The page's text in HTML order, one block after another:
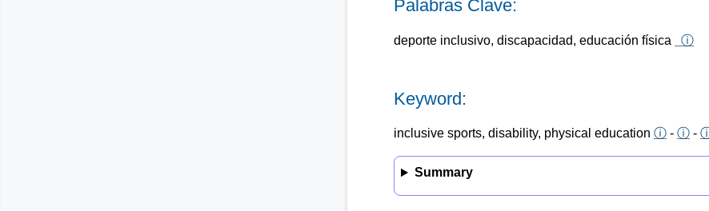
Palabras Clave:
deporte inclusivo, discapacidad, educación física ⓘ
Keyword:
inclusive sports, disability, physical education ⓘ - ⓘ -
Summary